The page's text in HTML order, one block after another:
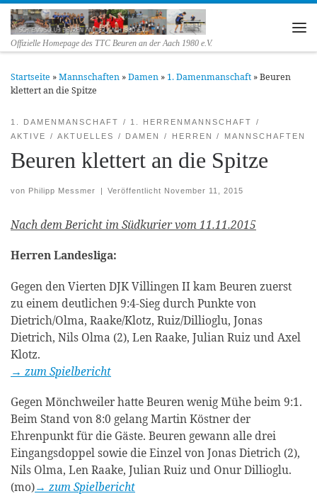
Zum Inhalt springen
Offizielle Homepage des TTC Beuren an der Aach 1980 e.V.
Startseite »Mannschaften »Damen » 1. Damenmanschaft »Beuren
klettert an die Spitze
1. DAMENMANSCHAFT
1. HERRENMANNSCHAFT
AKTIVE
AKTUELLES DAMEN HERREN MANNSCHAFTEN
Beuren klettert an die Spitze
von Philipp Messmer | Veröffentlicht November 11, 2015
Nach dem Bericht im Südkurier vom 11.11.2015
Herren Landesliga:
Gegen den Vierten DJK Villingen II kam Beuren zuerst
zu einem deutlichen 9:4-Sieg durch Punkte von
Dietrich/Olma, Raake/Klotz, Ruiz/Dillioglu, Jonas
Dietrich, Nils Olma (2), Len Raake, Julian Ruiz und Axel
Klotz.
→ zum Spielbericht
Gegen Mönchweiler hatte Beuren wenig Mühe beim 9:1.
Beim Stand von 8:0 gelang Martin Köstner der
Ehrenpunkt für die Gäste. Beuren gewann alle drei
Eingangsdoppel sowie die Einzel von Jonas Dietrich (2),
Nils Olma, Len Raake, Julian Ruiz und Onur Dillioglu.
(mo)→ zum Spielbericht